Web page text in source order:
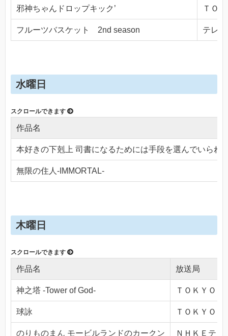
邪神ちゃんドロップキック’ ＴＯ
フルーツバスケット 2nd season テレ
水曜日
作品名
本好きの下剋上 司書になるためには手段を選んでいられ
無限の住人-IMMORTAL-
木曜日
作品名 放送局
神之塔 -Tower of God- ＴＯＫＹＯ
球詠 ＴＯＫＹＯ
のりものまん モービルランドのカークン ＮＨＫＥテレ